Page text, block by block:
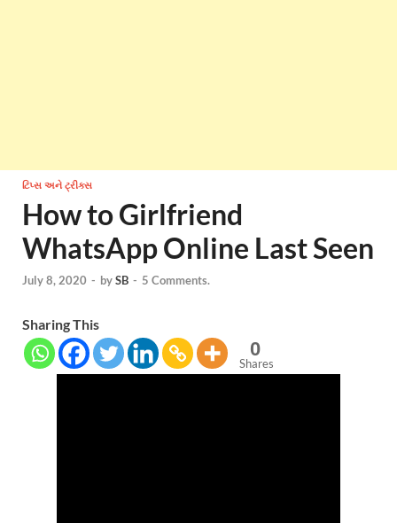
ટિપ્સ અને ટ્રીક્સ
How to Girlfriend
WhatsApp Online Last Seen
July 8, 2020 - bySB - 5 Comments.
Sharing This
0
Shares